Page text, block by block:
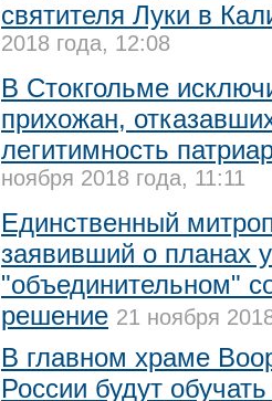
святителя Луки в
2018 года, 12:08
В Стокгольме
прихожан,
легитимность
ноября 2018 года, 11:11
Единственный
заявивший о планах
"объединительном"
решение 21 ноября
В главном храме
России будут